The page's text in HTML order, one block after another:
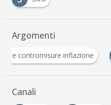
Argomenti
contromisure inflazione
Canali